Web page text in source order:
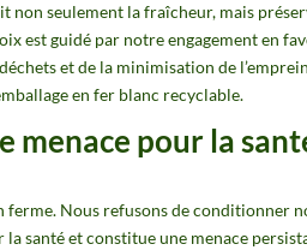
non seulement la fraîcheur, mais
est guidé par notre engagement en
et de la minimisation de
en fer blanc recyclable.
menace pour la
ferme. Nous refusons de conditionner
la santé et constitue une menace